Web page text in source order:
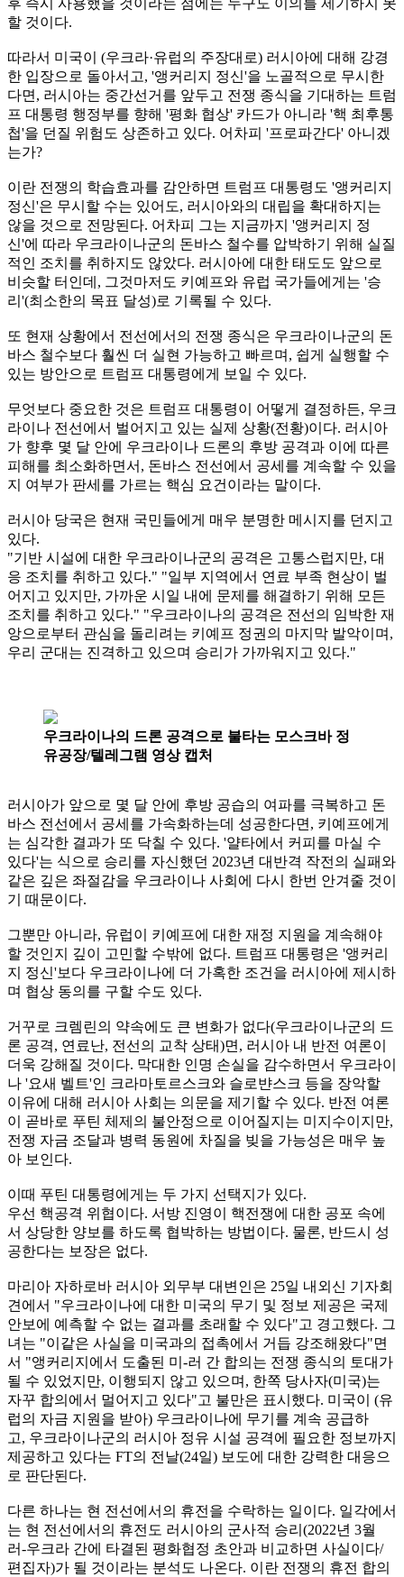
할 것이다.
따라서 미국이 (우크라·유럽의 주장대로) 러시아에 대해 강경
한 입장으로 돌아서고, '앵커리지 정신'을 노골적으로 무시한
다면, 러시아는 중간선거를 앞두고 전쟁 종식을 기대하는 트럼
프 대통령 행정부를 향해 '평화 협상' 카드가 아니라 '핵 최후통
첩'을 던질 위험도 상존하고 있다. 어차피 '프로파간다' 아니겠
는가?
이란 전쟁의 학습효과를 감안하면 트럼프 대통령도 '앵커리지
정신'은 무시할 수는 있어도, 러시아와의 대립을 확대하지는
않을 것으로 전망된다. 어차피 그는 지금까지 '앵커리지 정
신'에 따라 우크라이나군의 돈바스 철수를 압박하기 위해 실질
적인 조치를 취하지도 않았다. 러시아에 대한 태도도 앞으로
비슷할 터인데, 그것마저도 키예프와 유럽 국가들에게는 '승
리'(최소한의 목표 달성)로 기록될 수 있다.
또 현재 상황에서 전선에서의 전쟁 종식은 우크라이나군의 돈
바스 철수보다 훨씬 더 실현 가능하고 빠르며, 쉽게 실행할 수
있는 방안으로 트럼프 대통령에게 보일 수 있다.
무엇보다 중요한 것은 트럼프 대통령이 어떻게 결정하든, 우크
라이나 전선에서 벌어지고 있는 실제 상황(전황)이다. 러시아
가 향후 몇 달 안에 우크라이나 드론의 후방 공격과 이에 따른
피해를 최소화하면서, 돈바스 전선에서 공세를 계속할 수 있을
지 여부가 판세를 가르는 핵심 요건이라는 말이다.
러시아 당국은 현재 국민들에게 매우 분명한 메시지를 던지고
있다.
"기반 시설에 대한 우크라이나군의 공격은 고통스럽지만, 대
응 조치를 취하고 있다." "일부 지역에서 연료 부족 현상이 벌
어지고 있지만, 가까운 시일 내에 문제를 해결하기 위해 모든
조치를 취하고 있다." "우크라이나의 공격은 전선의 임박한 재
앙으로부터 관심을 돌리려는 키예프 정권의 마지막 발악이며,
우리 군대는 진격하고 있으며 승리가 가까워지고 있다."
우크라이나의 드론 공격으로 불타는 모스크바 정
유공장/텔레그램 영상 캡처
러시아가 앞으로 몇 달 안에 후방 공습의 여파를 극복하고 돈
바스 전선에서 공세를 가속화하는데 성공한다면, 키예프에게
는 심각한 결과가 또 닥칠 수 있다. '얄타에서 커피를 마실 수
있다'는 식으로 승리를 자신했던 2023년 대반격 작전의 실패와
같은 깊은 좌절감을 우크라이나 사회에 다시 한번 안겨줄 것이
기 때문이다.
그뿐만 아니라, 유럽이 키예프에 대한 재정 지원을 계속해야
할 것인지 깊이 고민할 수밖에 없다. 트럼프 대통령은 '앵커리
지 정신'보다 우크라이나에 더 가혹한 조건을 러시아에 제시하
며 협상 동의를 구할 수도 있다.
거꾸로 크렘린의 약속에도 큰 변화가 없다(우크라이나군의 드
론 공격, 연료난, 전선의 교착 상태)면, 러시아 내 반전 여론이
더욱 강해질 것이다. 막대한 인명 손실을 감수하면서 우크라이
나 '요새 벨트'인 크라마토르스크와 슬로뱐스크 등을 장악할
이유에 대해 러시아 사회는 의문을 제기할 수 있다. 반전 여론
이 곧바로 푸틴 체제의 불안정으로 이어질지는 미지수이지만,
전쟁 자금 조달과 병력 동원에 차질을 빚을 가능성은 매우 높
아 보인다.
이때 푸틴 대통령에게는 두 가지 선택지가 있다.
우선 핵공격 위협이다. 서방 진영이 핵전쟁에 대한 공포 속에
서 상당한 양보를 하도록 협박하는 방법이다. 물론, 반드시 성
공한다는 보장은 없다.
마리아 자하로바 러시아 외무부 대변인은 25일 내외신 기자회
견에서 "우크라이나에 대한 미국의 무기 및 정보 제공은 국제
안보에 예측할 수 없는 결과를 초래할 수 있다"고 경고했다. 그
녀는 "이같은 사실을 미국과의 접촉에서 거듭 강조해왔다"면
서 "앵커리지에서 도출된 미-러 간 합의는 전쟁 종식의 토대가
될 수 있었지만, 이행되지 않고 있으며, 한쪽 당사자(미국)는
자꾸 합의에서 멀어지고 있다"고 불만은 표시했다. 미국이 (유
럽의 자금 지원을 받아) 우크라이나에 무기를 계속 공급하
고, 우크라이나군의 러시아 정유 시설 공격에 필요한 정보까지
제공하고 있다는 FT의 전날(24일) 보도에 대한 강력한 대응으
로 판단된다.
다른 하나는 현 전선에서의 휴전을 수락하는 일이다. 일각에서
는 현 전선에서의 휴전도 러시아의 군사적 승리(2022년 3월
러-우크라 간에 타결된 평화협정 초안과 비교하면 사실이다/
편집자)가 될 것이라는 분석도 나온다. 이란 전쟁의 휴전 합의